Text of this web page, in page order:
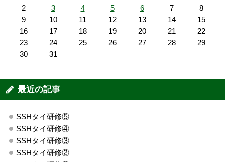
2
3 4 5 6 7
8
9
10 11 12 13 14
15
16
17 18 19 20 21
22
23
24 25 26 27 28
29
30
31
最近の記事
SSHタイ研修⑤
SSHタイ研修④
SSHタイ研修③
SSHタイ研修②